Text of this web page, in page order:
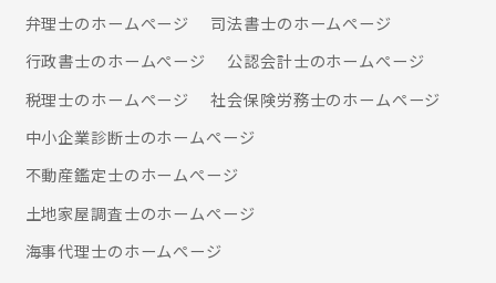
弁理士のホームぺージ
司法書士のホームぺージ
行政書士のホームぺージ
公認会計士のホームぺージ
税理士のホームぺージ
社会保険労務士のホームぺージ
中小企業診断士のホームぺージ
不動産鑑定士のホームぺージ
土地家屋調査士のホームぺージ
海事代理士のホームぺージ